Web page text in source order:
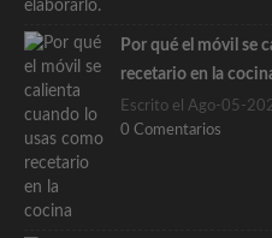
Por qué el móvil se
recetario en la
Escrito el Ago-05-
0 Comentarios